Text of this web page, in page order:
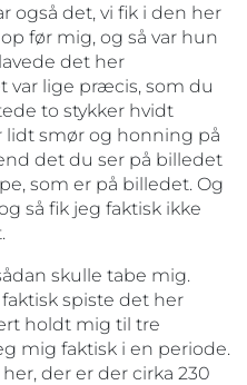
også det, vi fik i den her
før mig, og så var hun
det her
var lige præcis, som du
to stykker hvidt
lidt smør og honning på
det du ser på billedet
som er på billedet. Og
så fik jeg faktisk ikke
skulle tabe mig.
spiste det her
holdt mig til tre
mig faktisk i en periode.
der er der cirka 230